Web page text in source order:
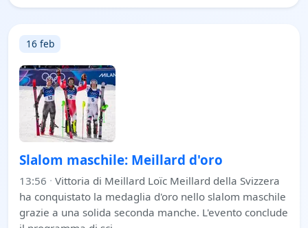
16 feb
Slalom maschile: Meillard d'oro
13:56 · Vittoria di Meillard Loïc Meillard della Svizzera
ha conquistato la medaglia d'oro nello slalom maschile
grazie a una solida seconda manche. L'evento conclude